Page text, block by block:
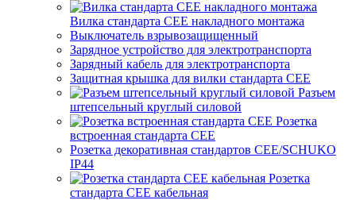
Вилка стандарта CEE накладного монтажа
Выключатель взрывозащищенный
Зарядное устройство для электротранспорта
Зарядный кабель для электротранспорта
Защитная крышка для вилки стандарта CEE
Разъем
штепсельный круглый силовой
Розетка
встроенная стандарта CEE
Розетка декоративная стандартов CEE/SCHUKO
IP44
Розетка
стандарта СЕЕ кабельная